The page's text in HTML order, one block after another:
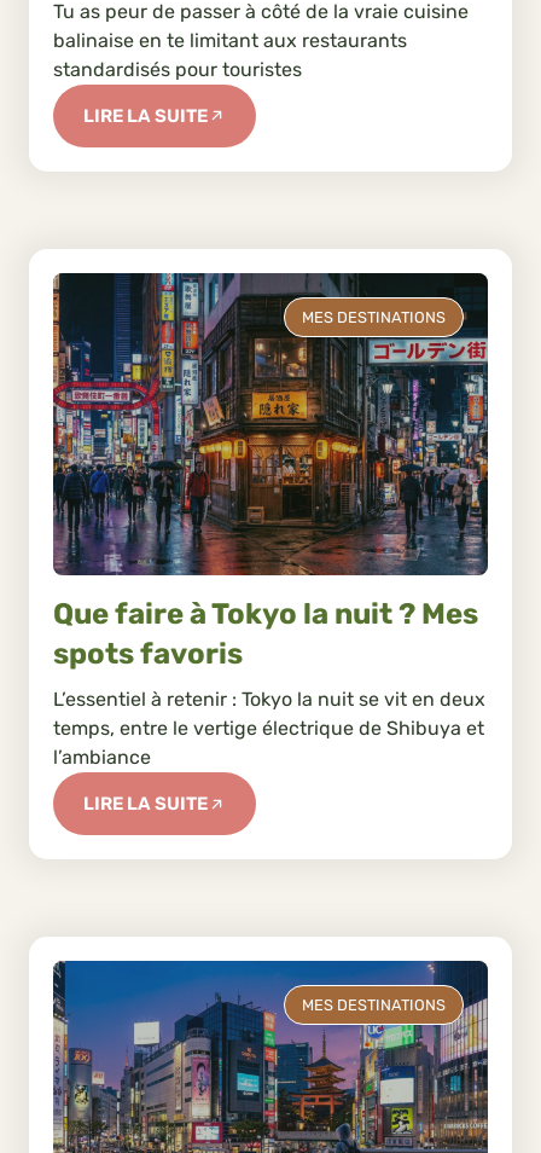
Tu as peur de passer à côté de la vraie cuisine
balinaise en te limitant aux restaurants
standardisés pour touristes
LIRE LA SUITE
MES DESTINATIONS
Que faire à Tokyo la nuit ? Mes
spots favoris
L’essentiel à retenir : Tokyo la nuit se vit en deux
temps, entre le vertige électrique de Shibuya et
l’ambiance
LIRE LA SUITE
MES DESTINATIONS